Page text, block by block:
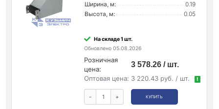
Ширина, м:
0.19
Высота, м:
0.05
На складе 1 шт.
Обновлено 05.08.2026
Розничная
цена:
3 578.26 / шт.
Оптовая цена: 3 220.43 руб. / шт. !
- + КУПИТЬ